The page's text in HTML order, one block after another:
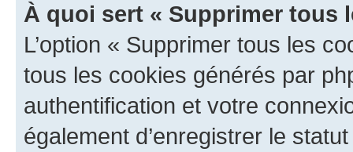
À quoi sert « Supprimer tous
L’option « Supprimer tous les
tous les cookies générés par
authentification et votre
également d’enregistrer le